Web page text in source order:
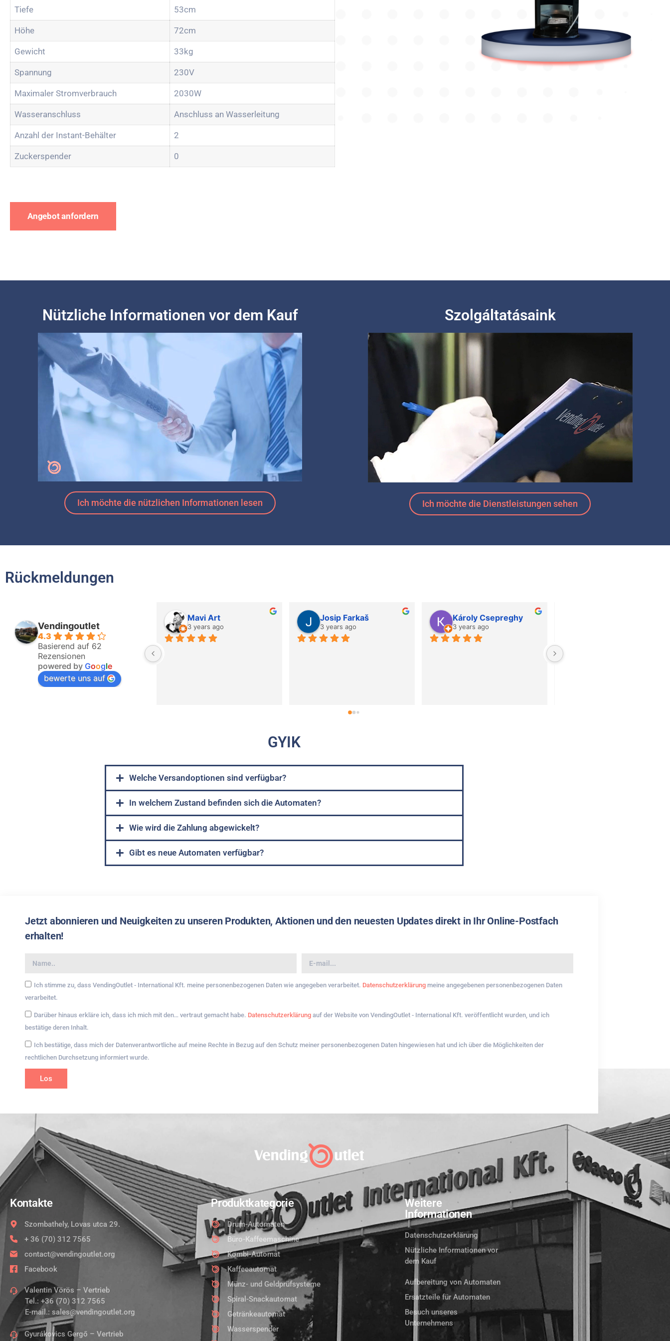
Tiefe 53cm
Höhe 72cm
Gewicht 33kg
Spannung 230V
Maximaler Stromverbrauch 2030W
Wasseranschluss Anschluss an Wasserleitung
Anzahl der Instant-Behälter 2
Zuckerspender 0
Angebot anfordern
Nützliche Informationen vor dem Kauf
Ich möchte die nützlichen Informationen lesen
Szolgáltatásaink
Ich möchte die Dienstleistungen sehen
Rückmeldungen
Vendingoutlet
4.3
Basierend auf 62
Rezensionen
powered by Google
bewerte uns auf
Mavi Art
3 years ago
Josip Farkaš
3 years ago
Károly Csepreghy
3 years ago
The sales staff is extremely
GYIK
Welche Versandoptionen sind verfügbar?
In welchem Zustand befinden sich die Automaten?
Wie wird die Zahlung abgewickelt?
Gibt es neue Automaten verfügbar?
Jetzt abonnieren und Neuigkeiten zu unseren Produkten, Aktionen und den neuesten Updates direkt in Ihr Online-Postfach
erhalten!
Ich stimme zu, dass VendingOutlet - International Kft. meine personenbezogenen Daten wie angegeben verarbeitet. Datenschutzerklärung meine angegebenen personenbezogenen Daten
verarbeitet.
Darüber hinaus erkläre ich, dass ich mich mit den… vertraut gemacht habe. Datenschutzerklärung auf der Website von VendingOutlet - International Kft. veröffentlicht wurden, und ich
bestätige deren Inhalt.
Ich bestätige, dass mich der Datenverantwortliche auf meine Rechte in Bezug auf den Schutz meiner personenbezogenen Daten hingewiesen hat und ich über die Möglichkeiten der
rechtlichen Durchsetzung informiert wurde.
Los
Kontakte
Szombathely, Lovas utca 29.
+ 36 (70) 312 7565
contact@vendingoutlet.org
Facebook
Valentin Vörös – Vertrieb
Tel.: +36 (70) 312 7565
E-mail.: sales@vendingoutlet.org
Gyurákovics Gergő – Vertrieb
Produktkategorie
Drum-Automaten
Büro-Kaffeemaschine
Kombi-Automat
Kaffeeautomat
Münz- und Geldprüfsysteme
Spiral-Snackautomat
Getränkeautomat
Wasserspender
Weitere
Informationen
Datenschutzerklärung
Nützliche Informationen vor
dem Kauf
Aufbereitung von Automaten
Ersatzteile für Automaten
Besuch unseres
Unternehmens